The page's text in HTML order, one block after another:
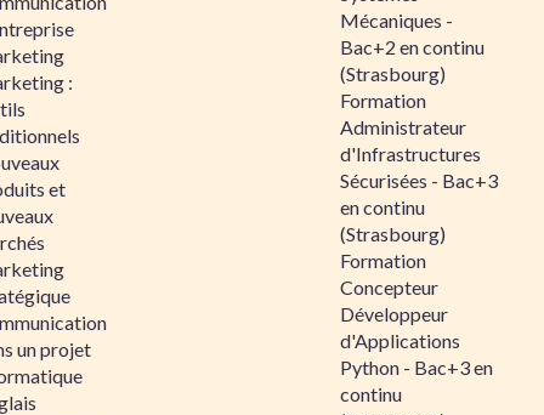
:
et
un projet
Mécaniques -
Bac+2 en continu
(Strasbourg)
Formation
Administrateur
d'Infrastructures
Sécurisées - Bac+3
en continu
(Strasbourg)
Formation
Concepteur
Développeur
d'Applications
Python - Bac+3 en
continu